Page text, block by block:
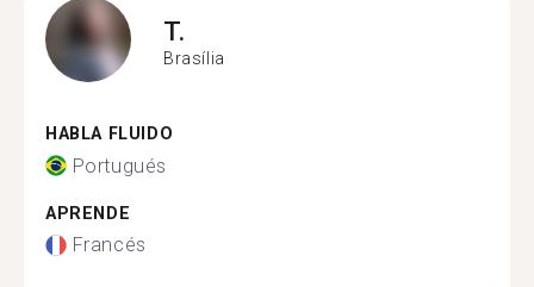
T.
Brasília
HABLA FLUIDO
Portugués
APRENDE
Francés